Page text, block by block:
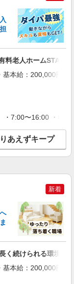
細を見る
NEW
払い有/週払い有/交
を見る
NEW
を見る
NEW
年2回｜就労支
老人ホームSTAFF
基本給：200,000円
・7:00〜16:00 ・
あえずキープ
新着
く続けられる環境＊
基本給：200,000円